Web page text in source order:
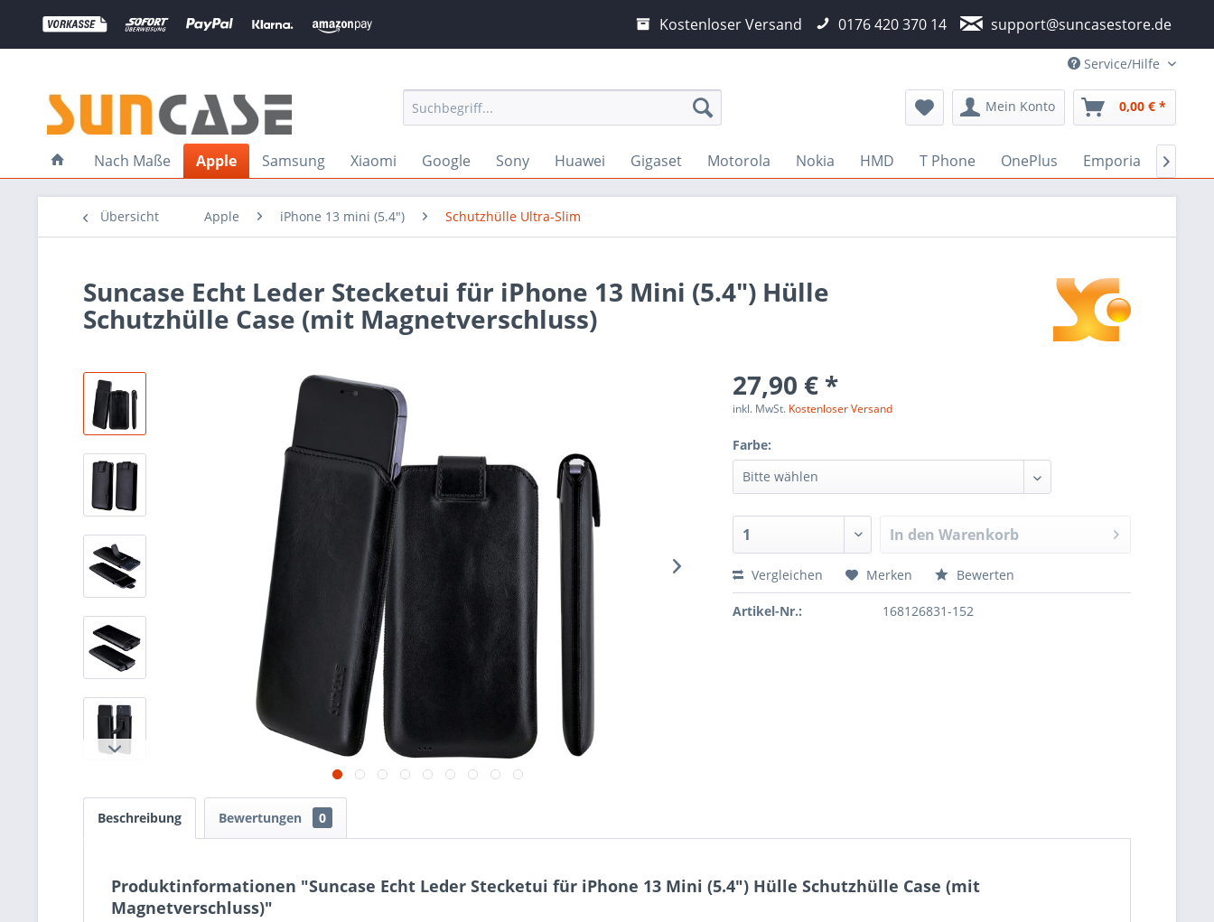
Kostenloser Versand 0176 420 370 14 support@suncasestore.de
Service/Hilfe
Mein Konto 0,00 € *
Nach Maße Apple Samsung Xiaomi Google Sony Huawei Gigaset Motorola Nokia HMD T Phone OnePlus Emporia 
Übersicht Apple iPhone 13 mini (5.4") Schutzhülle Ultra-Slim
Suncase Echt Leder Stecketui für iPhone 13 Mini (5.4") Hülle
Schutzhülle Case (mit Magnetverschluss)
27,90 € *
inkl. MwSt. Kostenloser Versand
Farbe:
In den Warenkorb
Vergleichen Merken Bewerten
Artikel-Nr.: 168126831-152
Beschreibung Bewertungen 0
Produktinformationen "Suncase Echt Leder Stecketui für iPhone 13 Mini (5.4") Hülle Schutzhülle Case (mit
Magnetverschluss)"